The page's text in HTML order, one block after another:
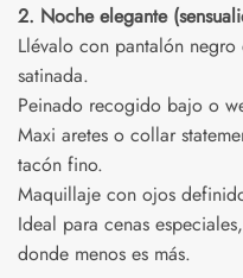
2. Noche elegante
Llévalo con pantalón
satinada.
Peinado recogido bajo o
Maxi aretes o collar
tacón fino.
Maquillaje con ojos
Ideal para cenas
donde menos es más.